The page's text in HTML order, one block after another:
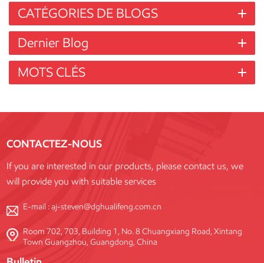
CATÉGORIES DE BLOGS
Dernier Blog
MOTS CLÉS
CONTACTEZ-NOUS
If you are interested in our products, please contact us, we
will provide you with suitable services
E-mail :aj-steven@dghualifeng.com.cn
Room 702, 703, Building 1, No. 8 Chuangxiang Road, Xintang
Town Guangzhou, Guangdong, China